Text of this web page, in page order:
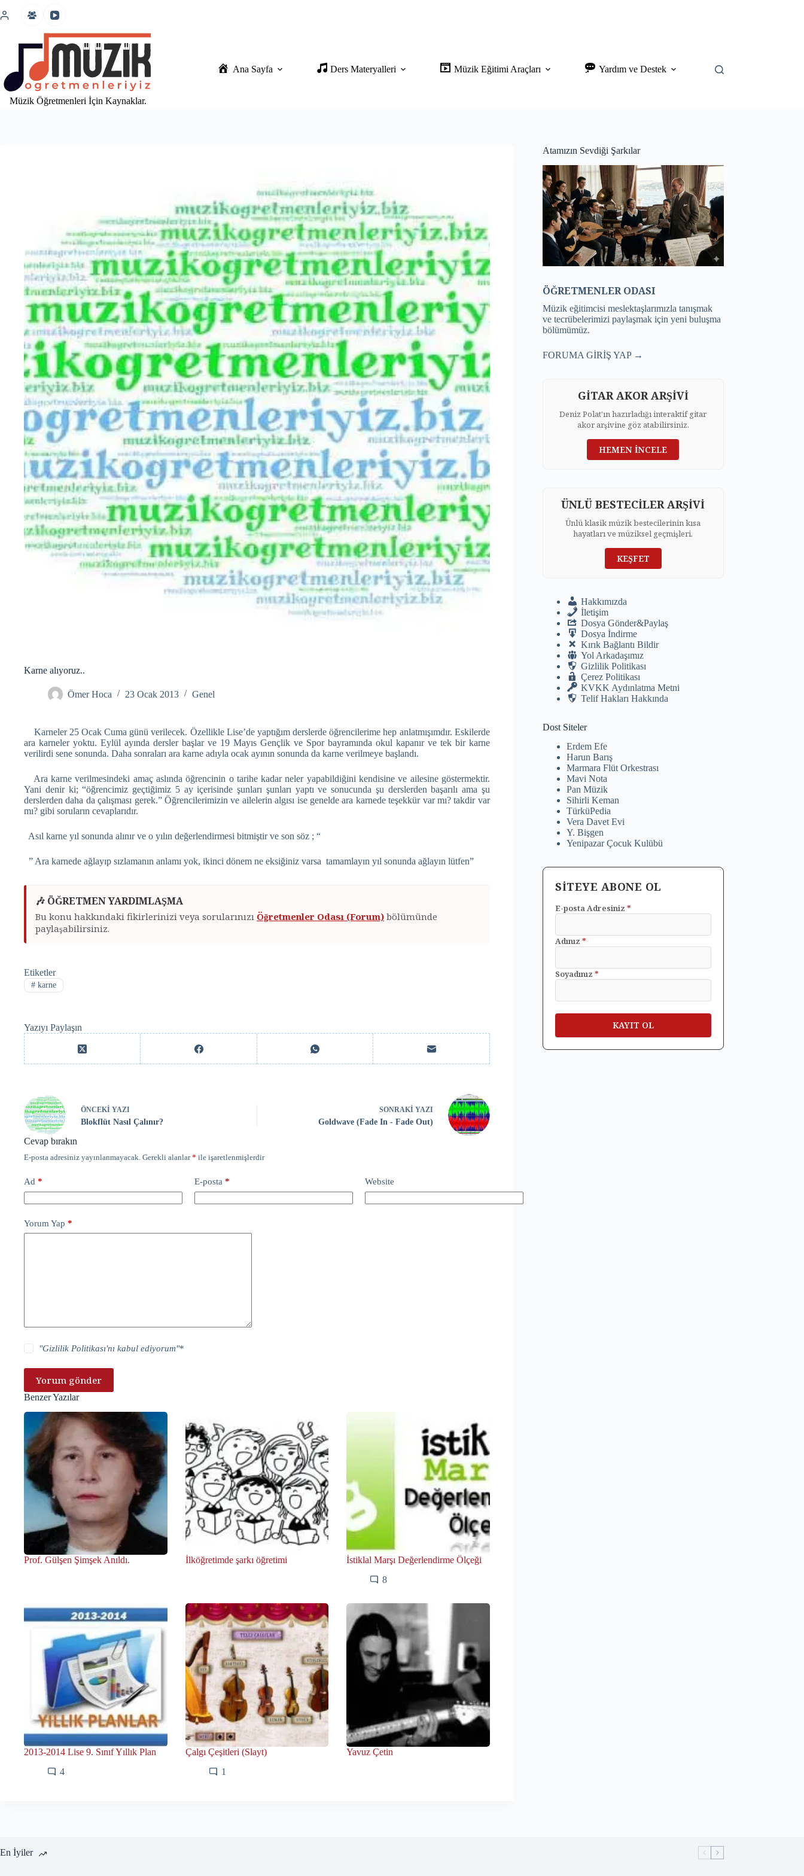
atla
Müzik Öğretmenleri İçin Kaynaklar.
Ana Sayfa Ders Materyalleri Müzik Eğitimi Araçları Yardım ve Destek
Karne alıyoruz..
Ömer Hoca 23 Ocak 2013 Genel
Karneler 25 Ocak Cuma günü verilecek. Özellikle Lise’de yaptığım derslerde öğrencilerime hep anlatmışımdır. Eskilerde
ara karneler yoktu. Eylül ayında dersler başlar ve 19 Mayıs Gençlik ve Spor bayramında okul kapanır ve tek bir karne
verilirdi sene sonunda. Daha sonraları ara karne adıyla ocak ayının sonunda da karne verilmeye başlandı.
Ara karne verilmesindeki amaç aslında öğrencinin o tarihe kadar neler yapabildiğini kendisine ve ailesine göstermektir.
Yani denir ki; “öğrencimiz geçtiğimiz 5 ay içerisinde şunları şunları yaptı ve sonucunda şu derslerden başarılı ama şu
derslerden daha da çalışması gerek.” Öğrencilerimizin ve ailelerin algısı ise genelde ara karnede teşekkür var mı? takdir var
mı? gibi soruların cevaplarıdır.
Asıl karne yıl sonunda alınır ve o yılın değerlendirmesi bitmiştir ve son söz ; “
” Ara karnede ağlayıp sızlamanın anlamı yok, ikinci dönem ne eksiğiniz varsa tamamlayın yıl sonunda ağlayın lütfen”
🎶 ÖĞRETMEN YARDIMLAŞMA
Bu konu hakkındaki fikirlerinizi veya sorularınızı Öğretmenler Odası (Forum) bölümünde
paylaşabilirsiniz.
Etiketler
#karne
Yazıyı Paylaşın
ÖNCEKI YAZI
Blokflüt Nasıl Çalınır?
SONRAKI YAZI
Goldwave (Fade In - Fade Out)
Cevap bırakın
E-posta adresiniz yayınlanmayacak. Gerekli alanlar* ile işaretlenmişlerdir
Ad * E-posta * Website
Yorum Yap *
"Gizlilik Politikası'nı kabul ediyorum"*
Yorum gönder
Benzer Yazılar
Prof. Gülşen Şimşek Anıldı. İlköğretimde şarkı öğretimi
İstiklal Marşı Değerlendirme Ölçeği
8
2013-2014 Lise 9. Sınıf Yıllık Plan
4
Çalgı Çeşitleri (Slayt)
1
Yavuz Çetin
Atamızın Sevdiği Şarkılar
ÖĞRETMENLER ODASI
Müzik eğitimcisi meslektaşlarımızla tanışmak
ve tecrübelerimizi paylaşmak için yeni buluşma
bölümümüz.
FORUMA GİRİŞ YAP →
GİTAR AKOR ARŞİVİ
Deniz Polat'ın hazırladığı interaktif gitar
akor arşivine göz atabilirsiniz.
HEMEN İNCELE
ÜNLÜ BESTECİLER ARŞİVİ
Ünlü klasik müzik bestecilerinin kısa
hayatları ve müziksel geçmişleri.
KEŞFET
Hakkımızda
İletişim
Dosya Gönder&Paylaş
Dosya İndirme
Kırık Bağlantı Bildir
Yol Arkadaşımız
Gizlilik Politikası
Çerez Politikası
KVKK Aydınlatma Metni
Telif Hakları Hakkında
Dost Siteler
Erdem Efe
Harun Barış
Marmara Flüt Orkestrası
Mavi Nota
Pan Müzik
Sihirli Keman
TürküPedia
Vera Davet Evi
Y. Bişgen
Yenipazar Çocuk Kulübü
SİTEYE ABONE OL
E-posta Adresiniz*
Adınız*
Soyadınız*
En İyiler